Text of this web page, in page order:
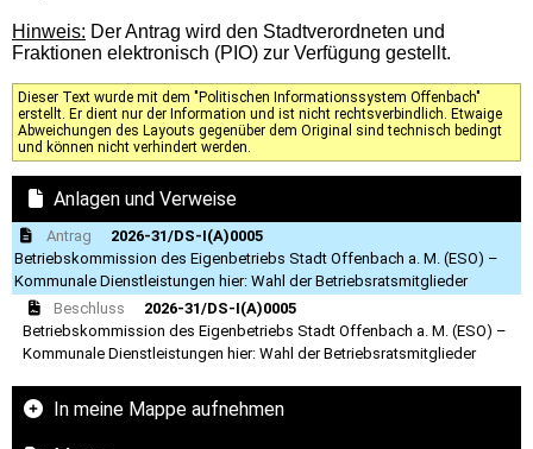
Hinweis: Der Antrag wird den Stadtverordneten und
Fraktionen elektronisch (PIO) zur Verfügung gestellt.
Dieser Text wurde mit dem "Politischen Informationssystem Offenbach"
erstellt. Er dient nur der Information und ist nicht rechtsverbindlich. Etwaige
Abweichungen des Layouts gegenüber dem Original sind technisch bedingt
und können nicht verhindert werden.
Anlagen und Verweise
Antrag
2026-31/DS-I(A)0005
Betriebskommission des Eigenbetriebs Stadt Offenbach a. M. (ESO) –
Kommunale Dienstleistungen hier: Wahl der Betriebsratsmitglieder
Beschluss
2026-31/DS-I(A)0005
Betriebskommission des Eigenbetriebs Stadt Offenbach a. M. (ESO) –
Kommunale Dienstleistungen hier: Wahl der Betriebsratsmitglieder
In meine Mappe aufnehmen